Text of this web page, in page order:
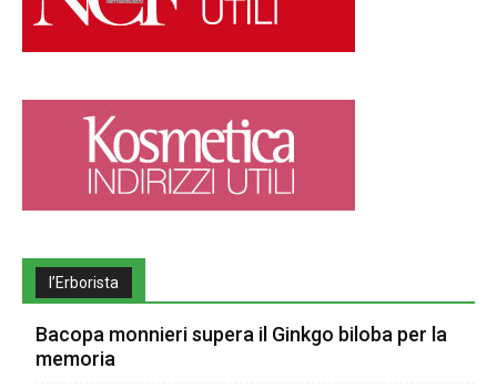
l’Erborista
Bacopa monnieri supera il Ginkgo biloba per la
memoria